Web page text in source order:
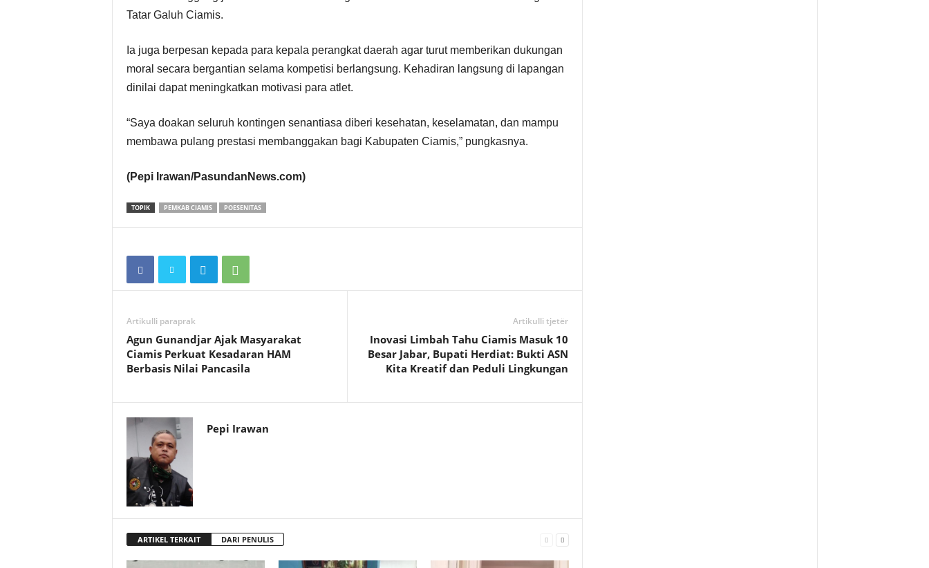
Tatar Galuh Ciamis.
Ia juga berpesan kepada para kepala perangkat daerah agar turut memberikan dukungan
moral secara bergantian selama kompetisi berlangsung. Kehadiran langsung di lapangan
dinilai dapat meningkatkan motivasi para atlet.
“Saya doakan seluruh kontingen senantiasa diberi kesehatan, keselamatan, dan mampu
membawa pulang prestasi membanggakan bagi Kabupaten Ciamis,” pungkasnya.
(Pepi Irawan/PasundanNews.com)
TOPIK PEMKAB CIAMIS POESENITAS
Artikulli paraprak
Agun Gunandjar Ajak Masyarakat
Ciamis Perkuat Kesadaran HAM
Berbasis Nilai Pancasila
Artikulli tjetër
Inovasi Limbah Tahu Ciamis Masuk 10
Besar Jabar, Bupati Herdiat: Bukti ASN
Kita Kreatif dan Peduli Lingkungan
Pepi Irawan
ARTIKEL TERKAIT DARI PENULIS